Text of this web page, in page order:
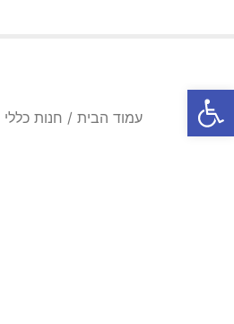
עמוד הבית / חנות כללי
פתח סרגל נגישות